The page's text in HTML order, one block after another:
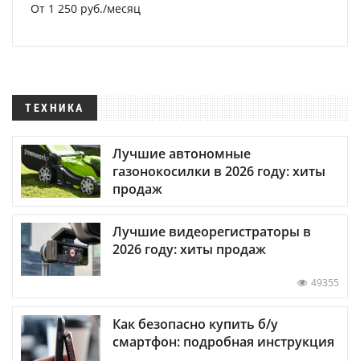
От 1 250 руб./месяц
ТЕХНИКА
Лучшие автономные
газонокосилки в 2026 году: хиты
продаж
Лучшие видеорегистраторы в
2026 году: хиты продаж
49355
Как безопасно купить б/у
смартфон: подробная инструкция